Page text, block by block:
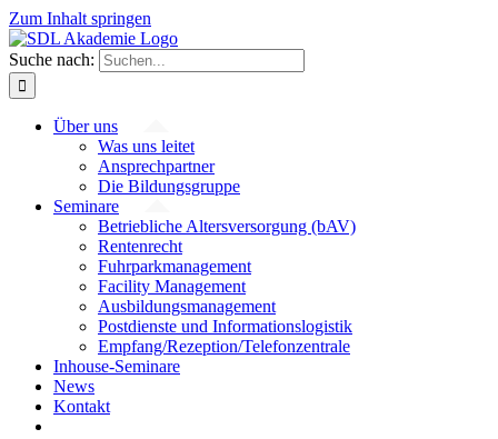
Zum Inhalt springen
Suche nach:
Über uns
Was uns leitet
Ansprechpartner
Die Bildungsgruppe
Seminare
Betriebliche Altersversorgung (bAV)
Rentenrecht
Fuhrparkmanagement
Facility Management
Ausbildungsmanagement
Postdienste und Informationslogistik
Empfang/Rezeption/Telefonzentrale
Inhouse-Seminare
News
Kontakt